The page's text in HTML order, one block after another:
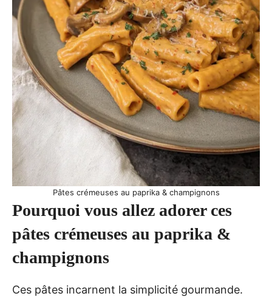
Pâtes crémeuses au paprika & champignons
Pourquoi vous allez adorer ces
pâtes crémeuses au paprika &
champignons
Ces pâtes incarnent la simplicité gourmande.